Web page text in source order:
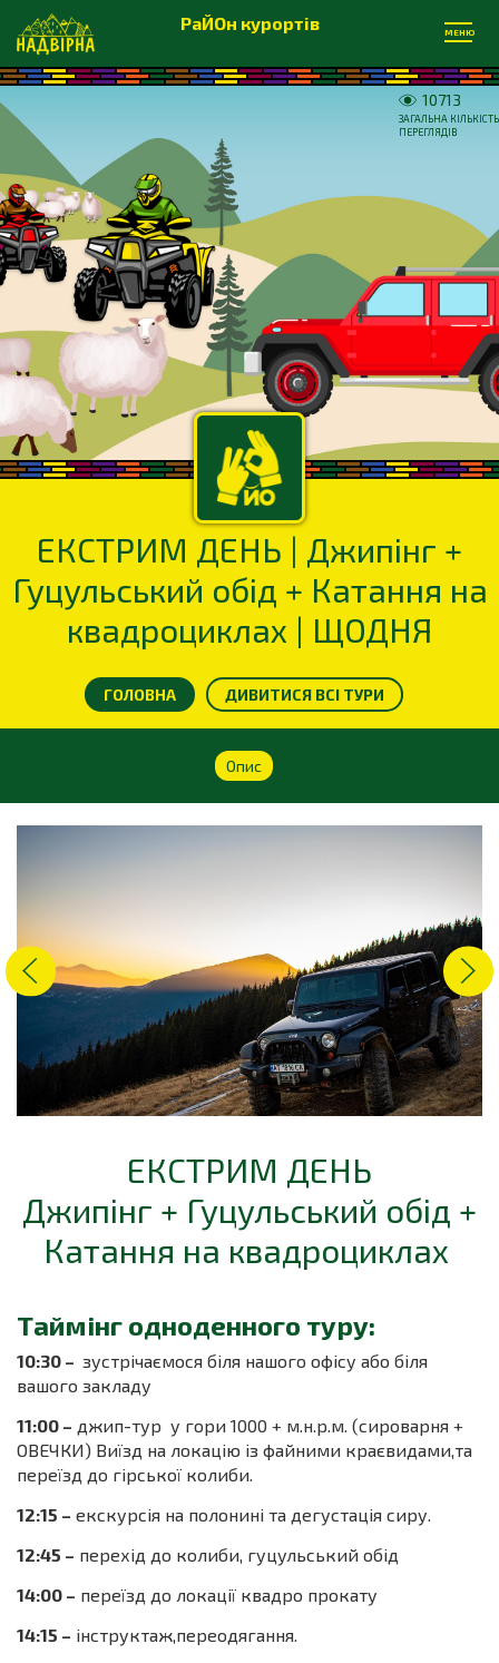
РаЙОн курортів МЕНЮ
ЕКСТРИМ ДЕНЬ | Джипінг +
Гуцульський обід + Катання на
квадроциклах | ЩОДНЯ
10713
ЗАГАЛЬНА КІЛЬКІСТЬ
ПЕРЕГЛЯДІВ
ГОЛОВНА ДИВИТИСЯ ВСІ ТУРИ
Опис
ЕКСТРИМ ДЕНЬ
Джипінг + Гуцульський обід +
Катання на квадроциклах
Таймінг одноденного туру:
10:30 – зустрічаємося біля нашого офісу або біля
вашого закладу
11:00 – джип-тур у гори 1000 + м.н.р.м. (сироварня +
ОВЕЧКИ) Виїзд на локацію із файними краєвидами,та
переїзд до гірської колиби.
12:15 – екскурсія на полонині та дегустація сиру.
12:45 – перехід до колиби, гуцульський обід
14:00 – переїзд до локації квадро прокату
14:15 – інструктаж,переодягання.